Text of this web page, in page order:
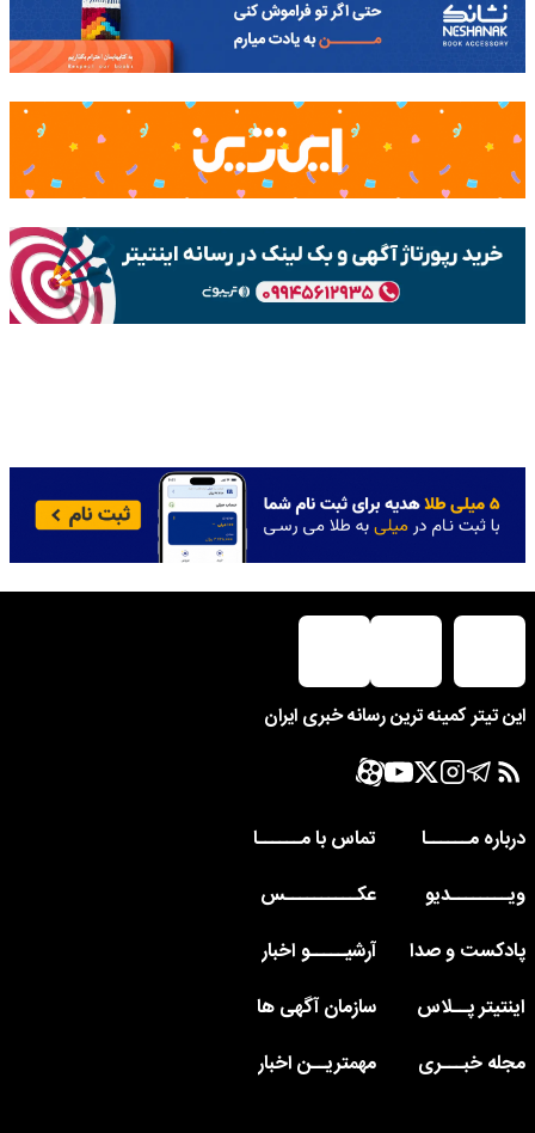
این تیتر کمینه ترین رسانه خبری ایران
درباره مــــــا
تماس با مــــــا
ویــــــــدیو
عکــــــــــس
پادکست و صدا
آرشیـــــو اخبار
اینتیتر پــلاس
سازمان آگهی ها
مجله خبـــری
مهمتریــن اخبار